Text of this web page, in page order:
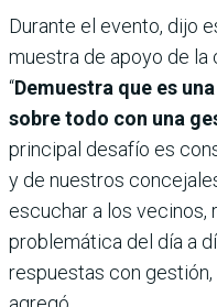
Durante el evento, dijo
muestra de apoyo de la
“Demuestra que es
sobre todo con una
principal desafío es
y de nuestros
escuchar a los vecinos,
problemática del día a
respuestas con